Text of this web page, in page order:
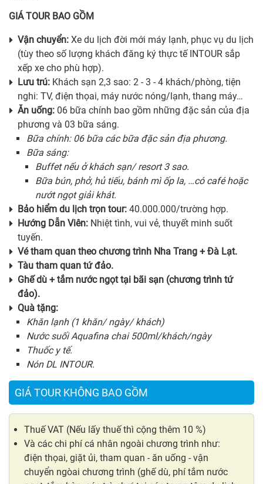
GIÁ TOUR BAO GỒM
Vận chuyển: Xe du lịch đời mới máy lạnh, phục vụ du lịch
(tùy theo số lượng khách đăng ký thực tế INTOUR sắp
xếp xe cho phù hợp).
Lưu trú: Khách sạn 2,3 sao: 2 - 3 - 4 khách/phòng, tiện
nghi: TV, điện thọai, máy nước nóng/lạnh, thang máy…
Ăn uống: 06 bữa chính bao gồm những đặc sản của địa
phương và 03 bữa sáng.
Bữa chính: 06 bữa các bữa đặc sản địa phương.
Bữa sáng:
Buffet nếu ở khách sạn/ resort 3 sao.
Bữa bún, phở, hủ tiếu, bánh mì ốp la, …có café hoặc
nướt ngọt giải khát.
Bảo hiểm du lịch trọn tour: 40.000.000/trường hợp.
Hướng Dẫn Viên: Nhiệt tình, vui vẻ, thuyết minh suốt
tuyến.
Vé tham quan theo chương trình Nha Trang + Đà Lạt.
Tàu tham quan tứ đảo.
Ghế dù + tắm nước ngọt tại bãi sạn (chương trình tứ
đảo).
Quà tặng:
Khăn lạnh (1 khăn/ ngày/ khách)
Nước suối Aquafina chai 500ml/khách/ngày
Thuốc y tế.
Nón DL INTOUR.
GIÁ TOUR KHÔNG BAO GỒM
Thuế VAT (Nếu lấy thuế thì cộng thêm 10 %)
Và các chi phí cá nhân ngoài chương trình như:
điện thọai, giặt ủi, tham quan - ăn uống - vận
chuyển ngòai chương trình (ghế dù, phí tắm nước